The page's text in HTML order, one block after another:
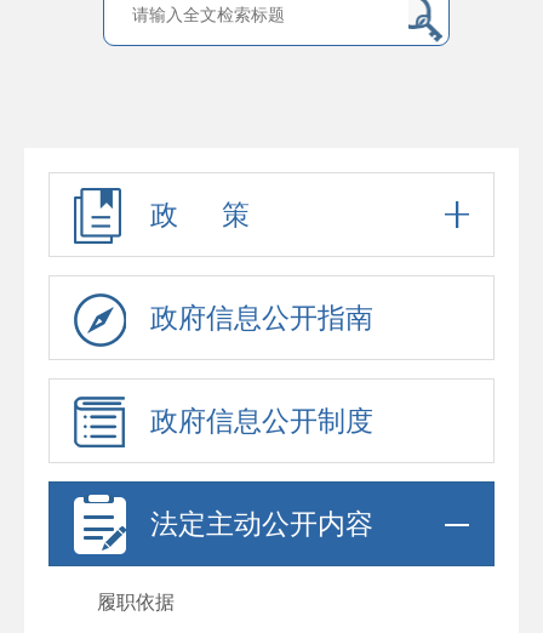
政 策
政府信息公开指南
政府信息公开制度
法定主动公开内容
履职依据